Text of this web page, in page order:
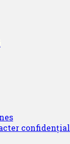
confidențial